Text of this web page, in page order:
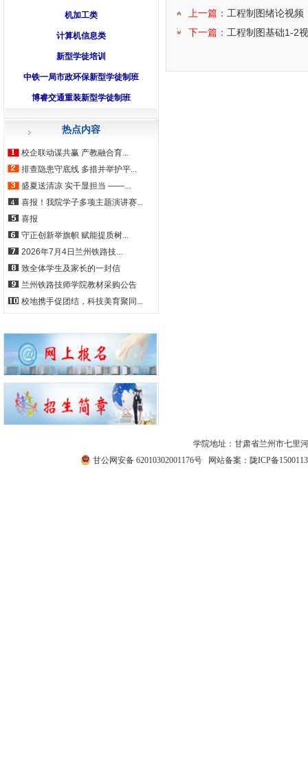
机加工类
计算机信息类
新型学徒培训
中铁一局市政环保新型学徒制班
博睿交通重装新型学徒制班
热点内容
校企联动谋共赢 产教融合育...
排查隐患守底线 多措并举护平...
盛夏送清凉 实干显担当 ——...
喜报！我院学子多项主题演讲赛...
喜报
守正创新举旗帜 赋能提质树...
2026年7月4日兰州铁路技...
致全体学生及家长的一封信
兰州铁路技师学院教材采购公告
校地携手促团结，科技美育聚同...
上一篇： 工程制图绪论视频
下一篇： 工程制图基础1-2
学院地址：甘肃省兰州市七里河
甘公网安备 62010302001176号 网站备案： 陇ICP备